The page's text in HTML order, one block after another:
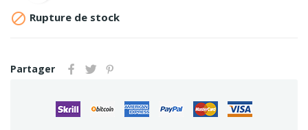
 Rupture de stock
Partager